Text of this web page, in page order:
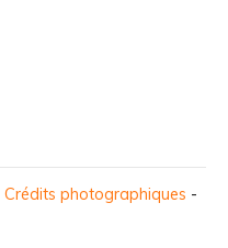
Crédits photographiques -